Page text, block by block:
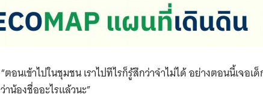
“ตอนเข้าไปในชุมชน เราไปทีไรก็รู้สึกว่าจำไม่ได้ อย่างตอนนี้เจ
ว่าน้องชื่ออะไรแล้วนะ”